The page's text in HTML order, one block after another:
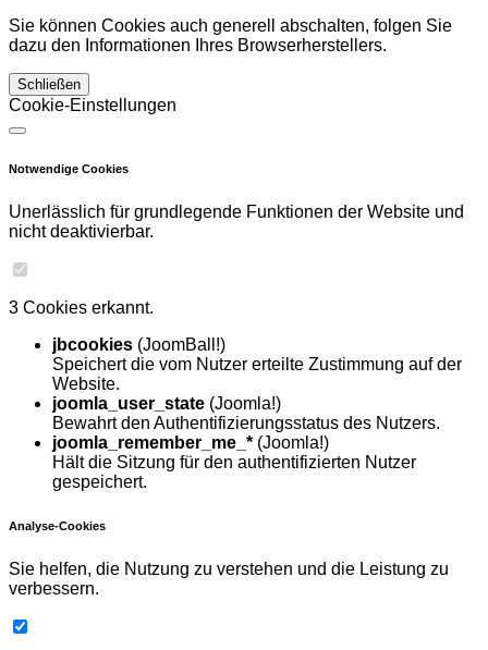
Sie können Cookies auch generell abschalten, folgen Sie
dazu den Informationen Ihres Browserherstellers.
Schließen
Cookie-Einstellungen
Notwendige Cookies
Unerlässlich für grundlegende Funktionen der Website und
nicht deaktivierbar.
3 Cookies erkannt.
jbcookies (JoomBall!)
Speichert die vom Nutzer erteilte Zustimmung auf der
Website.
joomla_user_state (Joomla!)
Bewahrt den Authentifizierungsstatus des Nutzers.
joomla_remember_me_* (Joomla!)
Hält die Sitzung für den authentifizierten Nutzer
gespeichert.
Analyse-Cookies
Sie helfen, die Nutzung zu verstehen und die Leistung zu
verbessern.